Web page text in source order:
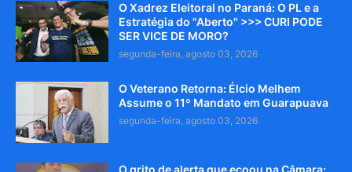
O Xadrez Eleitoral no Paraná: O PL e a
Estratégia do "Aberto" >>> CURI PODE
SER VICE DE MORO?
segunda-feira, agosto 03, 2026
O Veterano Retorna: Élcio Melhem
Assume o 11º Mandato em Guarapuava
segunda-feira, agosto 03, 2026